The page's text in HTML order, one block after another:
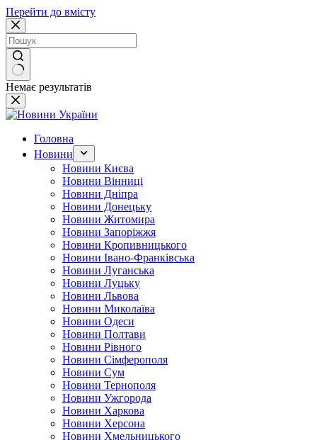
Перейти до вмісту
Немає результатів
Головна
Новини
Новини Києва
Новини Вінниці
Новини Дніпра
Новини Донецьку
Новини Житомира
Новини Запоріжжя
Новини Кропивницького
Новини Івано-Франківська
Новини Луганська
Новини Луцьку
Новини Львова
Новини Миколаїва
Новини Одеси
Новини Полтави
Новини Рівного
Новини Сімферополя
Новини Сум
Новини Тернополя
Новини Ужгорода
Новини Харкова
Новини Херсона
Новини Хмельницького